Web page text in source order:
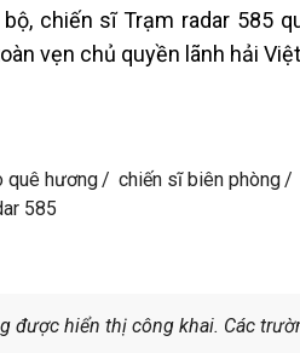
chiến sĩ Trạm radar 585
vẹn chủ quyền lãnh hải
quê hương chiến sĩ biên phòng
585
được hiển thị công khai. Các